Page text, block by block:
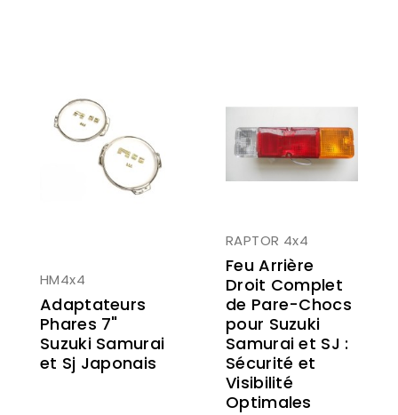
HM4x4
Adaptateurs
Phares 7"
Suzuki Samurai
et Sj Japonais
RAPTOR 4x4
Feu Arrière
Droit Complet
de Pare-Chocs
pour Suzuki
Samurai et SJ :
Sécurité et
Visibilité
Optimales